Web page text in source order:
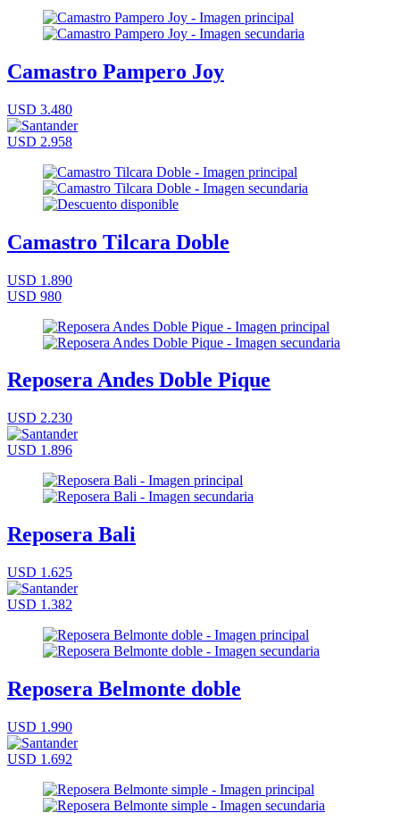
Camastro Pampero Joy
USD 3.480
USD 2.958
Camastro Tilcara Doble
USD 1.890
USD 980
Reposera Andes Doble Pique
USD 2.230
USD 1.896
Reposera Bali
USD 1.625
USD 1.382
Reposera Belmonte doble
USD 1.990
USD 1.692